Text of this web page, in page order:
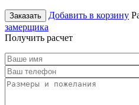
Заказать Добавить в корзину
замерщика
Получить расчет